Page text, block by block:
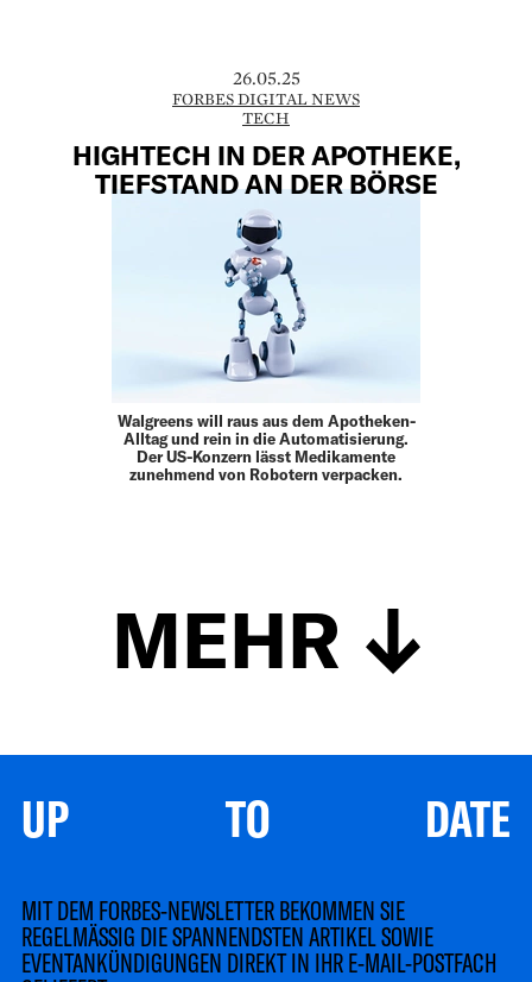
26.05.25
FORBES DIGITAL NEWS
TECH
HIGHTECH IN DER APOTHEKE,
TIEFSTAND AN DER BÖRSE
Walgreens will raus aus dem Apotheken-
Alltag und rein in die Automatisierung.
Der US-Konzern lässt Medikamente
zunehmend von Robotern verpacken.
MEHR
UP TO DATE
MIT DEM FORBES-NEWSLETTER BEKOMMEN SIE
REGELMÄSSIG DIE SPANNENDSTEN ARTIKEL SOWIE
EVENTANKÜNDIGUNGEN DIREKT IN IHR E-MAIL-POSTFACH